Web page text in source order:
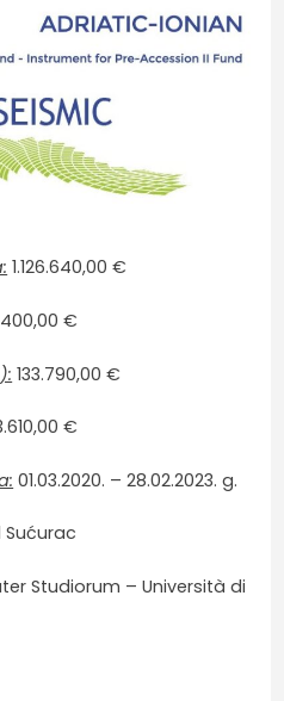
1.126.640,00 €
€
133.790,00 €
€
01.03.2020. – 28.02.2023. g.
Sućurac
Studiorum – Università di